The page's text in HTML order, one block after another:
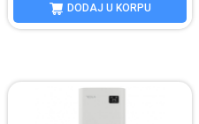
DODAJ U KORPU